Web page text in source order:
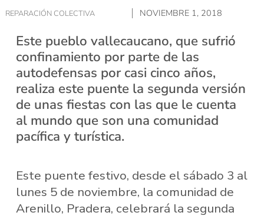
REPARACIÓN COLECTIVA NOVIEMBRE 1, 2018
Este pueblo vallecaucano, que sufrió
confinamiento por parte de las
autodefensas por casi cinco años,
realiza este puente la segunda versión
de unas fiestas con las que le cuenta
al mundo que son una comunidad
pacífica y turística.
Este puente festivo, desde el sábado 3 al
lunes 5 de noviembre, la comunidad de
Arenillo, Pradera, celebrará la segunda